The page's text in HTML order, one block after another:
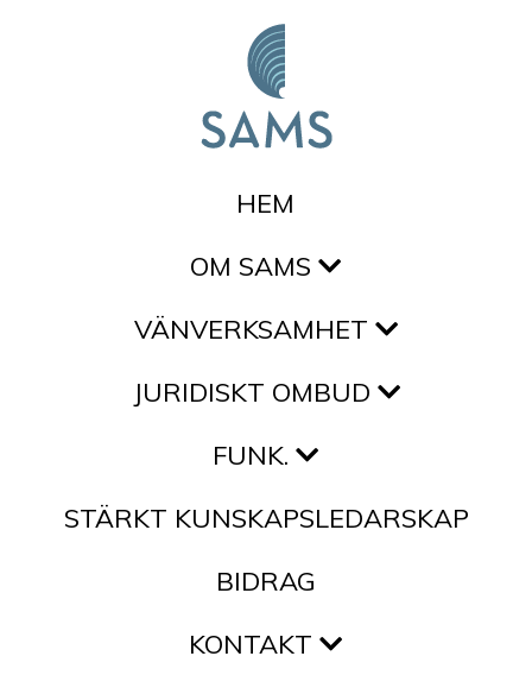
HEM
OM SAMS
VÄNVERKSAMHET
JURIDISKT OMBUD
FUNK.
STÄRKT KUNSKAPSLEDARSKAP
BIDRAG
KONTAKT